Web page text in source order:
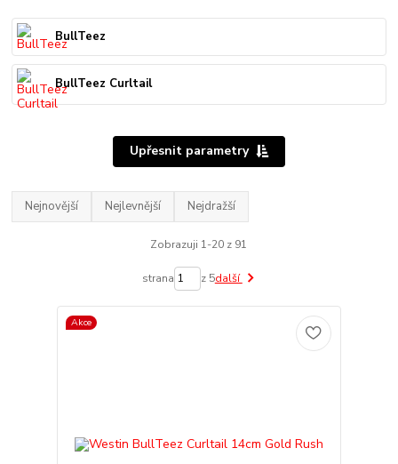
BullTeez
BullTeez Curltail
Upřesnit parametry
Nejnovější Nejlevnější Nejdražší
Zobrazuji 1-20 z 91
strana z 5další
Akce